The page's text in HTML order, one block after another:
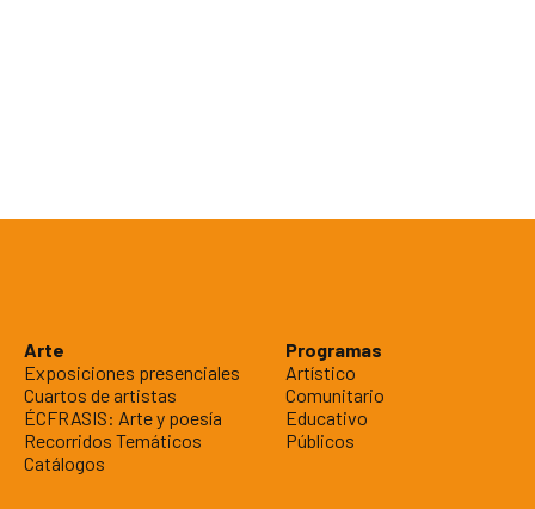
Arte
Exposiciones presenciales
Cuartos de artistas
ÉCFRASIS: Arte y poesía
Recorridos Temáticos
Catálogos
Programas
Artístico
Comunitario
Educativo
Públicos